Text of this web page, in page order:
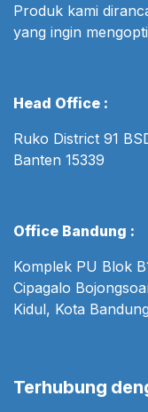
Produk kami
yang ingin
Head Office :
Ruko District 91
Banten 15339
Office Bandung :
Komplek PU Blok
Cipagalo
Kidul, Kota
Terhubung